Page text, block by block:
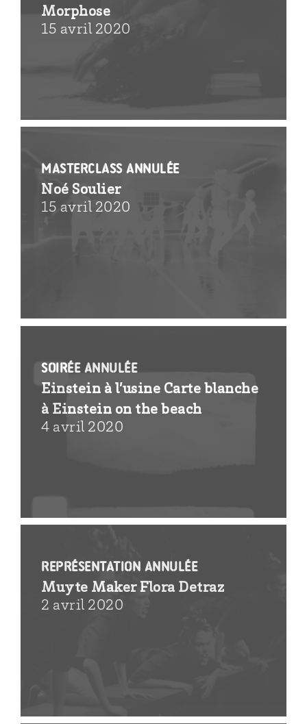
Morphose
15 avril 2020
MASTERCLASS ANNULÉE
Noé Soulier
15 avril 2020
SOIRÉE ANNULÉE
Einstein à l’usine Carte blanche
à Einstein on the beach
4 avril 2020
REPRÉSENTATION ANNULÉE
Muyte Maker Flora Detraz
2 avril 2020